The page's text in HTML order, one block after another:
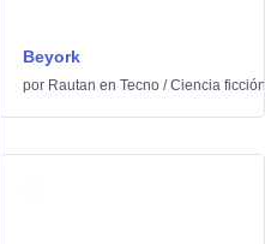
Beyork
por Rautan en Tecno /Ciencia ficción